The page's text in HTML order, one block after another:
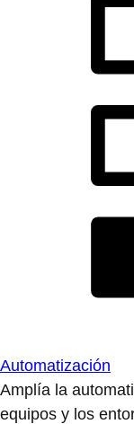
Automatización
Amplía la
equipos y los